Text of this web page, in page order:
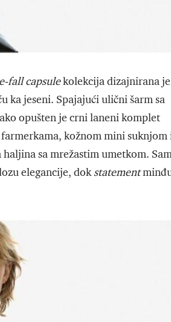
fall capsulekolekcija dizajnirana
ka jeseni. Spajajući ulični šarm sa
opušten je crni laneni komplet
kožnom mini
sa mrežastim umetkom.
elegancije, dokstatement